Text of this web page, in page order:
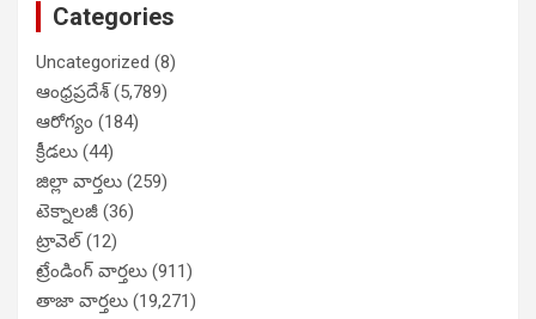
Categories
Uncategorized (8)
ఆంధ్రప్రదేశ్(5,789)
ఆరోగ్యం (184)
క్రీడలు (44)
జిల్లా వార్తలు (259)
టెక్నాలజీ (36)
ట్రావెల్(12)
ట్రేండింగ్ వార్తలు (911)
తాజా వార్తలు (19,271)